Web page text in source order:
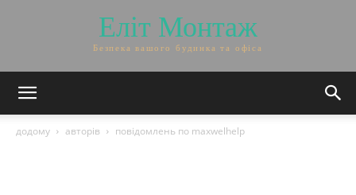
Еліт Монтаж
Безпека вашого будинка та офіса
додому авторів повідомлень по maxwelhelp